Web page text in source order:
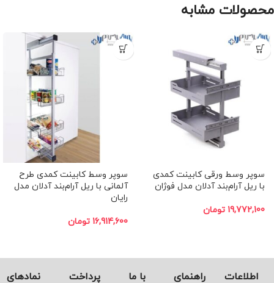
محصولات مشابه
-10%
ﺳﻮﭘﺮ وسط ورقی کابینت کمدی
با ریل آرام‌بند آدلان مدل فوژان
19,772,100 تومان
-10%
ﺳﻮﭘﺮ وسط کابینت کمدی طرح
آلمانی ﺑﺎ ریل آرام‌بند آدلان مدل
راﯾﺎن
16,914,600 تومان
اطلاعات راهنمای با ما پرداخت نماد‌های